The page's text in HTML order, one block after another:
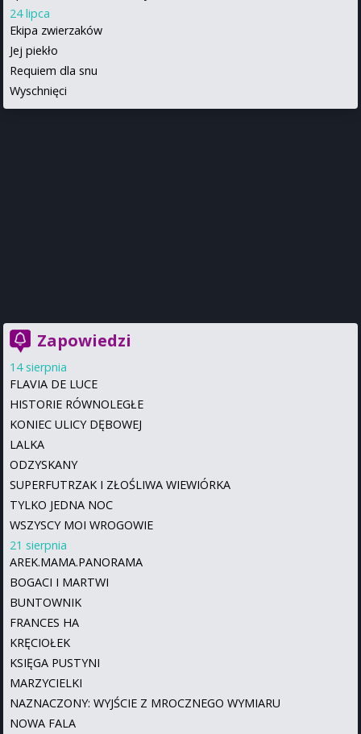
24 lipca
Ekipa zwierzaków
Jej piekło
Requiem dla snu
Wyschnięci
Zapowiedzi
14 sierpnia
FLAVIA DE LUCE
HISTORIE RÓWNOLEGŁE
KONIEC ULICY DĘBOWEJ
LALKA
ODZYSKANY
SUPERFUTRZAK I ZŁOŚLIWA WIEWIÓRKA
TYLKO JEDNA NOC
WSZYSCY MOI WROGOWIE
21 sierpnia
AREK.MAMA.PANORAMA
BOGACI I MARTWI
BUNTOWNIK
FRANCES HA
KRĘCIOŁEK
KSIĘGA PUSTYNI
MARZYCIELKI
NAZNACZONY: WYJŚCIE Z MROCZNEGO WYMIARU
NOWA FALA